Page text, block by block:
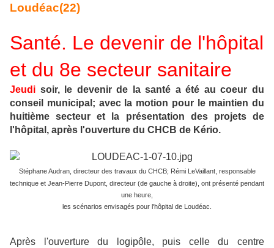
Loudéac(22)
Santé. Le devenir de l'hôpital
et du 8e secteur sanitaire
Jeudi soir, le devenir de la santé a été au coeur du
conseil municipal; avec la motion pour le maintien du
huitième secteur et la présentation des projets de
l'hôpital, après l'ouverture du CHCB de Kério.
Stéphane Audran, directeur des travaux du CHCB; Rémi LeVaillant, responsable
technique et Jean-Pierre Dupont, directeur (de gauche à droite), ont présenté pendant
une heure,
les scénarios envisagés pour l'hôpital de Loudéac.
Après l'ouverture du logipôle, puis celle du centre